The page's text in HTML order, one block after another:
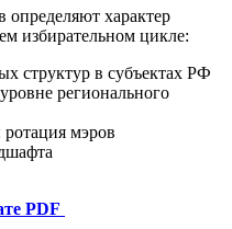
определяют характер
избирательном цикле:
структур в субъектах РФ
регионального
мэров
PDF